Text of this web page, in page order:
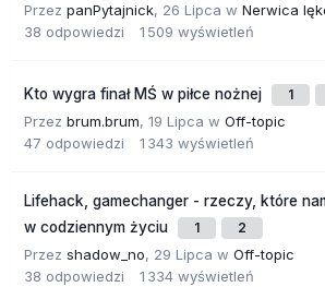
Przez panPytajnick, 26 Lipca w Nerwica
38 odpowiedzi 1 509 wyświetleń
Kto wygra finał MŚ w piłce nożnej 1
Przez brum.brum, 19 Lipca w Off-topic
47 odpowiedzi 1 343 wyświetleń
Lifehack, gamechanger - rzeczy, które
w codziennym życiu
1 2
Przez shadow_no, 29 Lipca w Off-topic
38 odpowiedzi 1 334 wyświetleń